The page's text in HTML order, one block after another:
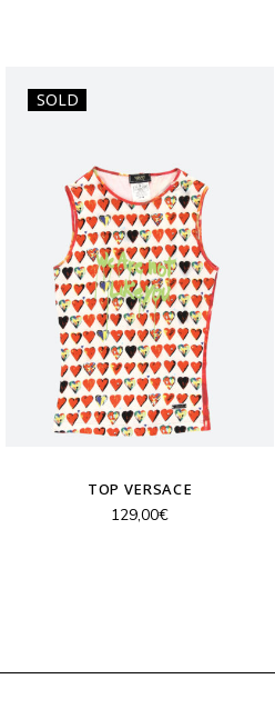
SOLD
TOP VERSACE
129,00€